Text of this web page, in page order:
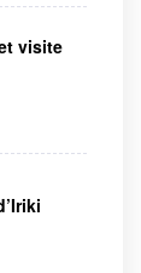
visite